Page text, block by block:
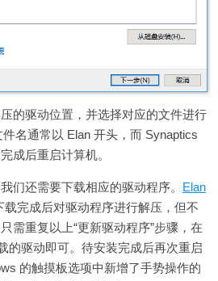
的驱动位置，并选择对应的文件进行
名通常以 Elan 开头，而 Synaptics
成后重启计算机。
们还需要下载相应的驱动程序。 Elan
载完成后对驱动程序进行解压，但不
需重复以上“更新驱动程序”步骤，在
的驱动即可。待安装完成后再次重启
的触摸板选项中新增了手势操作的